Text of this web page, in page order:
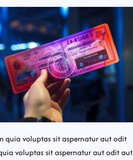
quia voluptas sit aspernatur aut odit
voluptas sit aspernatur aut odit aut